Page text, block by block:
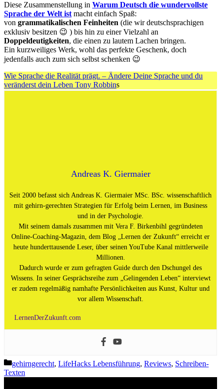
Diese Zusammenstellung in Warum Deutsch die wundervollste
Sprache der Welt ist macht einfach Spaß:
von grammatikalischen Feinheiten (die wir deutschsprachigen
exklusiv besitzen 😉 ) bis hin zu einer Vielzahl an
Doppeldeutigkeiten, die einen zu lautem Lachen bringen.
Ein kurzweiliges Werk, wohl das perfekte Geschenk, doch
jedenfalls auch zum sich selbst schenken 😉
Wie Sprache die Realität prägt. – Ändere Deine Sprache und du
veränderst dein Leben Tony Robbins
Andreas K. Giermaier
Seit 2000 befasst sich Andreas K. Giermaier MSc. BSc. wissenschaftlich
mit gehirn-gerechten Strategien für Erfolg beim Lernen, im Business
und in der Psychologie.
Mit seinem damals zusammen mit Vera F. Birkenbihl gegründeten
Online-Coaching-Magazin, dem Blog „Lernen der Zukunft“ erreicht er
heute hunderttausende Leser, über seinen YouTube Kanal mittlerweile
Millionen.
Dadurch wurde er zum gefragten Guide durch den Dschungel des
Wissens. In seiner Gesprächsreihe zum „Gelingenden Leben“ interviewt
er zudem regelmäßig namhafte Persönlichkeiten aus Kunst, Kultur und
vor allem Wissenschaft.
LernenDerZukunft.com
Kategorien
gehirngerecht, LifeHacks Lebensführung, Reviews, Schreiben-
Texten